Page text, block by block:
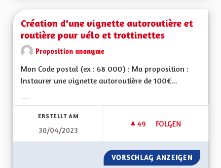
Création d‘une vignette autoroutière et
routière pour vélo et trottinettes
Proposition anonyme
Mon Code postal (ex : 68 000) : Ma proposition :
Instaurer une vignette autoroutière de 100€...
ERSTELLT AM
30/04/2023
49 49 FOLLOWER
FOLGEN
CRÉATION D‘UNE
VORSCHLAG ANZEIGEN